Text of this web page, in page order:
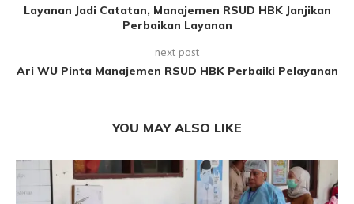
Layanan Jadi Catatan, Manajemen RSUD HBK Janjikan
Perbaikan Layanan
next post
Ari WU Pinta Manajemen RSUD HBK Perbaiki Pelayanan
YOU MAY ALSO LIKE